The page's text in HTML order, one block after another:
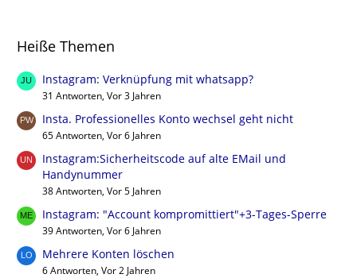
Heiße Themen
Instagram: Verknüpfung mit whatsapp?
31 Antworten, Vor 3 Jahren
Insta. Professionelles Konto wechsel geht nicht
65 Antworten, Vor 6 Jahren
Instagram:Sicherheitscode auf alte EMail und
Handynummer
38 Antworten, Vor 5 Jahren
Instagram: "Account kompromittiert"+3-Tages-Sperre
39 Antworten, Vor 6 Jahren
Mehrere Konten löschen
6 Antworten, Vor 2 Jahren